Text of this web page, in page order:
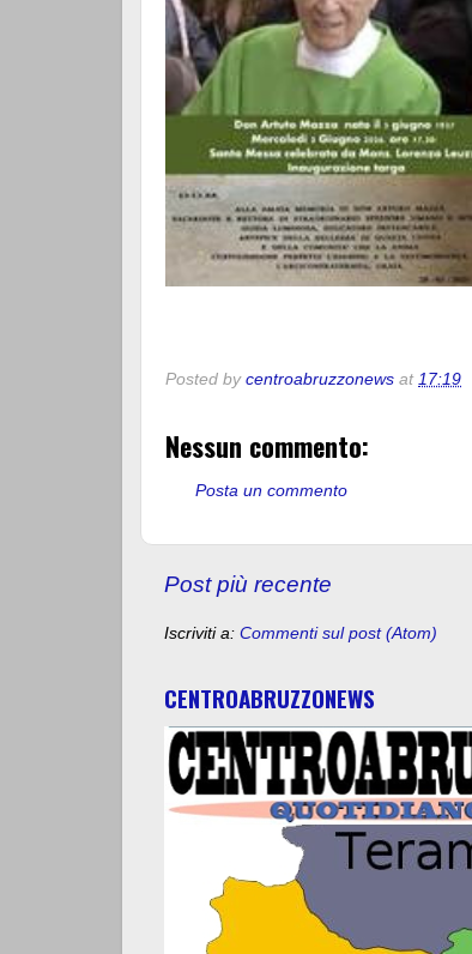
Posted by centroabruzzonews at 17:19
Nessun commento:
Posta un commento
Post più recente
Iscriviti a: Commenti sul post (Atom)
CENTROABRUZZONEWS